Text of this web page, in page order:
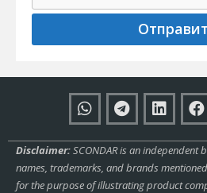
Disclaimer:SCONDAR is an
names, trademarks, and brands
for the purpose of illustrating product